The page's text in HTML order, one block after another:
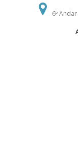
6º